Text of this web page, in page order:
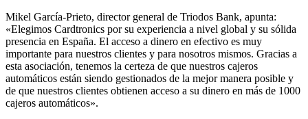
Mikel García-Prieto, director general de Triodos Bank, apunta:
«Elegimos Cardtronics por su experiencia a nivel global y su sólida
presencia en España. El acceso a dinero en efectivo es muy
importante para nuestros clientes y para nosotros mismos. Gracias a
esta asociación, tenemos la certeza de que nuestros cajeros
automáticos están siendo gestionados de la mejor manera posible y
de que nuestros clientes obtienen acceso a su dinero en más de 1000
cajeros automáticos».